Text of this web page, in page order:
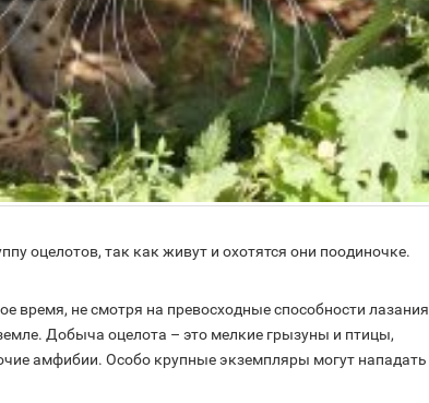
оцелотов, так как живут и охотятся они поодиночке.
время, не смотря на превосходные способности лазания
Добыча оцелота – это мелкие грызуны и птицы,
амфибии. Особо крупные экземпляры могут нападать